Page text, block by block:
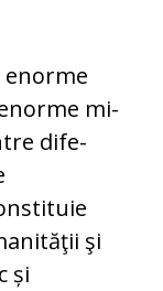
enorme
mi­
di­fe­
şi
și